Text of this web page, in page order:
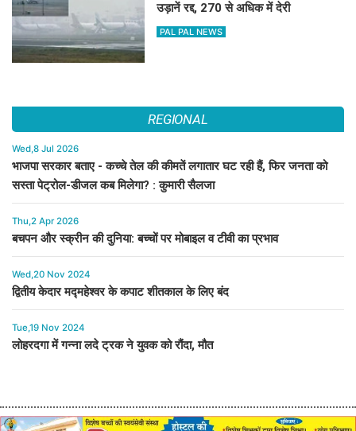
उड़ानें रद्द, 270 से अधिक में देरी
PAL PAL NEWS
REGIONAL
Wed,8 Jul 2026
भाजपा सरकार बताए - कच्चे तेल की कीमतें लगातार घट रही हैं, फिर जनता को
सस्ता पेट्रोल-डीजल कब मिलेगा? : कुमारी सैलजा
Thu,2 Apr 2026
बचपन और स्क्रीन की दुनिया: बच्चों पर मोबाइल व टीवी का प्रभाव
Wed,20 Nov 2024
द्वितीय केदार मद्महेश्वर के कपाट शीतकाल के लिए बंद
Tue,19 Nov 2024
लोहरदगा में गन्ना लदे ट्रक ने युवक को रौंदा, मौत